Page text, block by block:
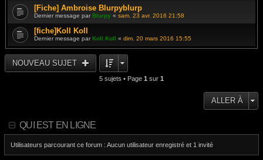
[Fiche] Ambroise Blurpyblurp
Dernier message parBlurpy « sam. 23 avr. 2016 21:58
[fiche]Koll Koll
Dernier message parKoll Koll « dim. 20 mars 2016 15:55
NOUVEAU SUJET
5 sujets • Page 1 sur 1
ALLER À
QUI EST EN LIGNE
Utilisateurs parcourant ce forum : Aucun utilisateur enregistré et 1 invité